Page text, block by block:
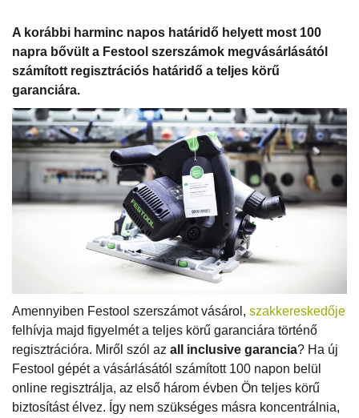
A korábbi harminc napos határidő helyett most 100
napra bővült a Festool szerszámok megvásárlásától
számított regisztrációs határidő a teljes körű
garanciára.
Amennyiben Festool szerszámot vásárol, szakkereskedője
felhívja majd figyelmét a teljes körű garanciára történő
regisztrációra. Miről szól az all inclusive garancia? Ha új
Festool gépét a vásárlásától számított 100 napon belül
online regisztrálja, az első három évben Ön teljes körű
biztosítást élvez. Így nem szükséges másra koncentrálnia,